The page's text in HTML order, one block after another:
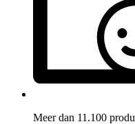
Meer dan 11.100